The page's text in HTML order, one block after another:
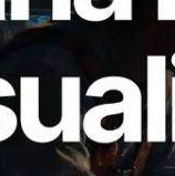
Block
gian tạo
theo từng